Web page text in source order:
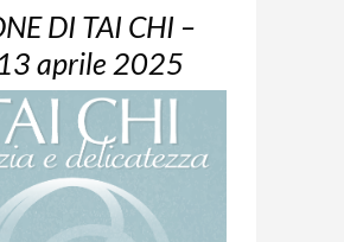
DI TAI CHI –
aprile 2025